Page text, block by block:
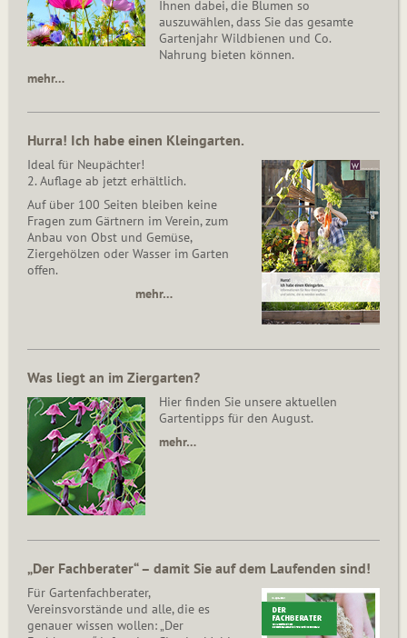
Ihnen dabei, die Blumen so
auszuwählen, dass Sie das gesamte
Gartenjahr Wildbienen und Co.
Nahrung bieten können.
mehr…
Hurra! Ich habe einen Kleingarten.
Ideal für Neupächter!
2. Auflage ab jetzt erhältlich.
Auf über 100 Seiten bleiben keine
Fragen zum Gärtnern im Verein, zum
Anbau von Obst und Gemüse,
Ziergehölzen oder Wasser im Garten
offen.
mehr…
Was liegt an im Ziergarten?
Hier finden Sie unsere aktuellen
Gartentipps für den August.
mehr…
„Der Fachberater“ – damit Sie auf dem Laufenden sind!
Für Gartenfachberater,
Vereinsvorstände und alle, die es
genauer wissen wollen: „Der